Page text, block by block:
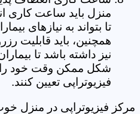
منزل باید ساعت کاری
تا بتواند به نیازهای
همچنین، باید قابلیت
نیز داشته باشد تا
شکل ممکن وقت خود را
فیزیوتراپی تعیین کنند.
مرکز فیزیوتراپی در منزل